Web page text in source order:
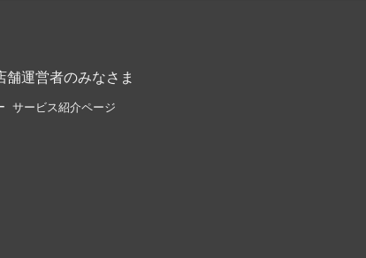
舗運営者のみなさま
サービス紹介ページ